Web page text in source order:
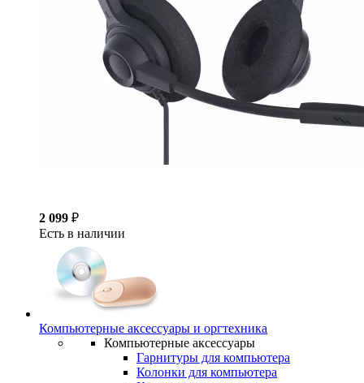
2 099 ₽
Есть в наличии
Компьютерные аксессуары и оргтехника
Компьютерные аксессуары
Гарнитуры для компьютера
Колонки для компьютера